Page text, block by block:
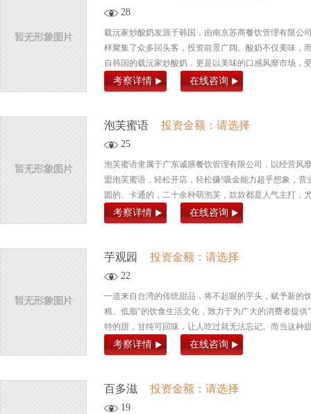
28
载沅家炒酸奶发源于韩国，由南京苏商餐饮管理有限公
样聚集了众多回头客，投资前景广阔。酸奶不仅美味，
自韩国的载沅家炒酸奶，更是以美味的口感风靡市场，
考察详情 在线咨询
泡芙蜜语 投资金额：请选择
25
泡芙蜜语隶属于广东诚膳餐饮管理有限公司，以经营风
盟泡芙蜜语，轻松开店，轻松赚!吸金能力超乎想象，
圆的、卡通的，二十余种萌泡芙，款款都是人气主打，
考察详情 在线咨询
芋观园 投资金额：请选择
22
一道来自台湾的传统甜品，将不起眼的芋头，赋予新的
粮、低脂"的饮食生活文化，致力于为广大的消费者提
特的甜，甘纯可回味，让人吃过就无法忘记。而当这种
考察详情 在线咨询
百多滋 投资金额：请选择
19